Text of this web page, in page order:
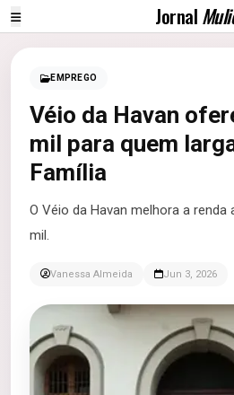
Jornal
EMPREGO
Véio da Havan
mil para quem
Família
O Véio da Havan melhora a
mil.
Vanessa Almeida Jun 3, 2026